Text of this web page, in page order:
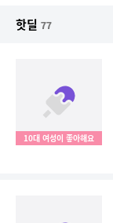
핫딜 77
10대 여성이 좋아해요